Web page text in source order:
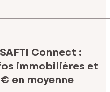
Connect :
immobilières et
en moyenne